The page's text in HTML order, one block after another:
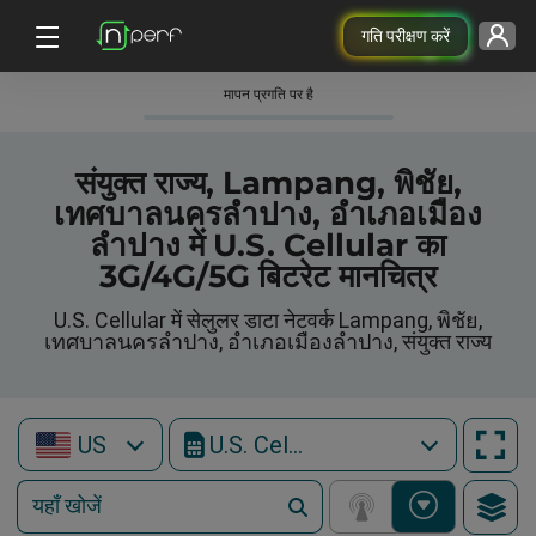
गति परीक्षण करें
मापन प्रगति पर है
संयुक्त राज्य, Lampang, พิชัย,
เทศบาลนครลำปาง, อำเภอเมือง
ลำปาง में U.S. Cellular का
3G/4G/5G बिटरेट मानचित्र
U.S. Cellular में सेलुलर डाटा नेटवर्क Lampang, พิชัย,
เทศบาลนครลำปาง, อำเภอเมืองลำปาง, संयुक्त राज्य
US U.S. Cellular